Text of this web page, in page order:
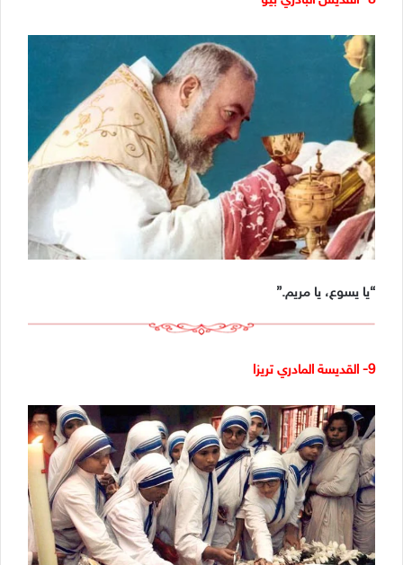
“يا يسوع، يا مريم.”
9- القديسة المادري تريزا